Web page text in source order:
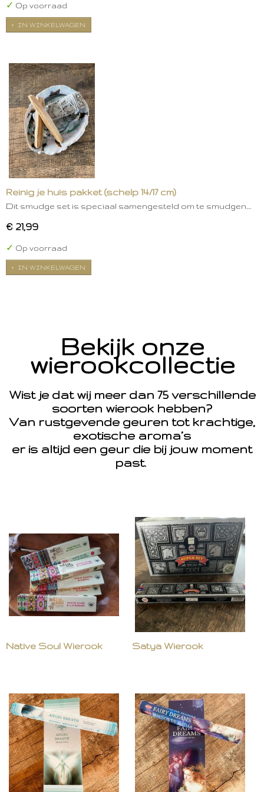
✓ Op voorraad
IN WINKELWAGEN
Reinig je huis pakket (schelp 14/17 cm)
Dit smudge set is speciaal samengesteld om te smudgen.…
€ 21,99
✓ Op voorraad
IN WINKELWAGEN
Bekijk onze
wierookcollectie
Wist je dat wij meer dan 75 verschillende
soorten wierook hebben?
Van rustgevende geuren tot krachtige,
exotische aroma’s
er is altijd een geur die bij jouw moment
past.
Native Soul Wierook Satya Wierook